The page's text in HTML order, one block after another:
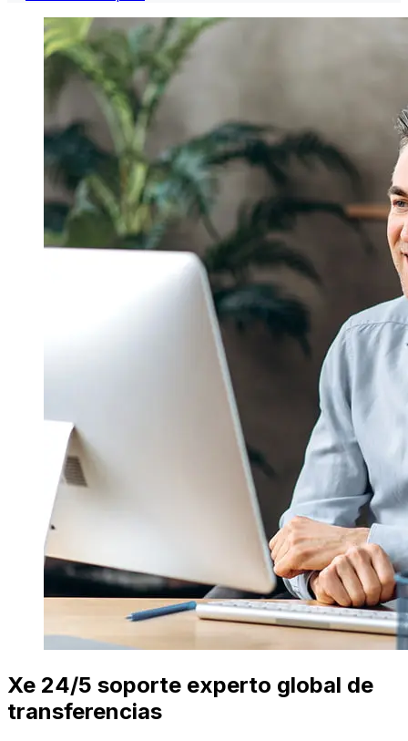
Xe 24/5 soporte experto global de
transferencias